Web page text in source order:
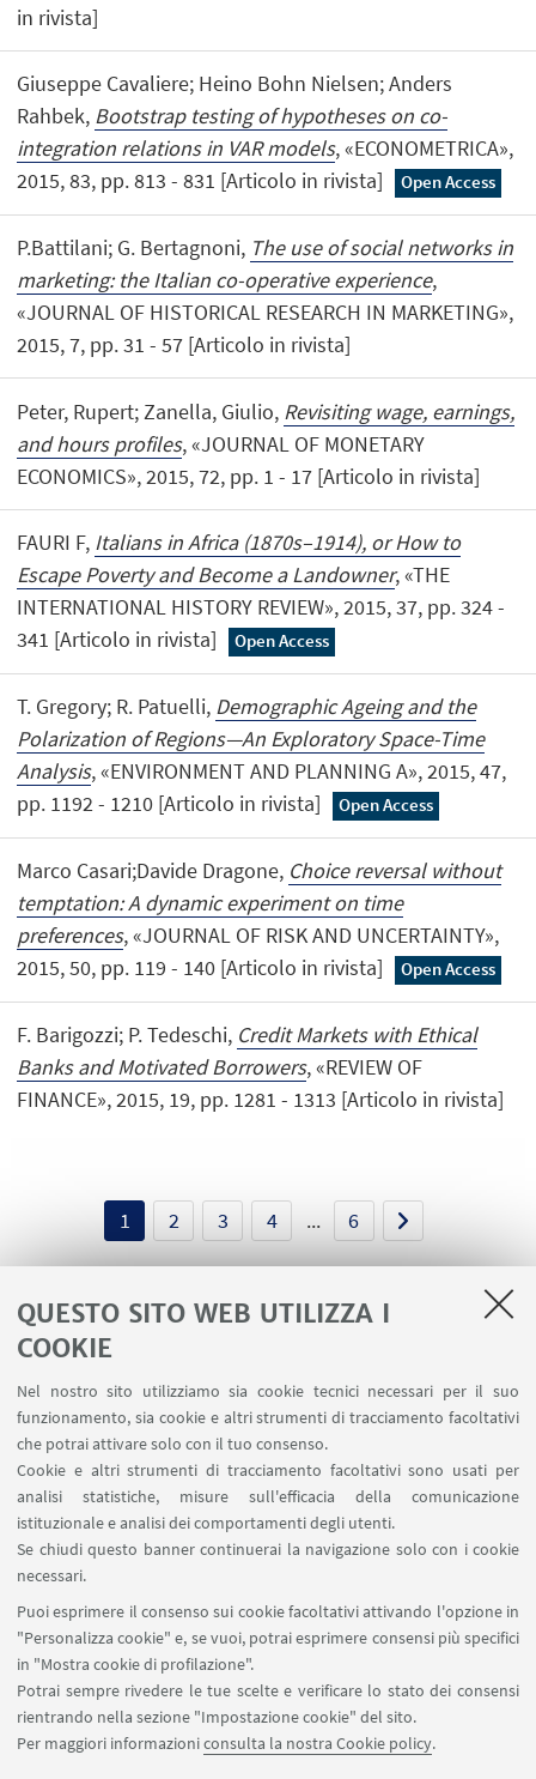
QUESTO SITO WEB UTILIZZA I
COOKIE
Nel nostro sito utilizziamo sia cookie tecnici necessari per il suo
funzionamento, sia cookie e altri strumenti di tracciamento facoltativi
che potrai attivare solo con il tuo consenso.
Cookie e altri strumenti di tracciamento facoltativi sono usati per
analisi statistiche, misure sull'efficacia della comunicazione
istituzionale e analisi dei comportamenti degli utenti.
Se chiudi questo banner continuerai la navigazione solo con i cookie
necessari.
Puoi esprimere il consenso sui cookie facoltativi attivando l'opzione in
"Personalizza cookie" e, se vuoi, potrai esprimere consensi più specifici
in "Mostra cookie di profilazione".
Potrai sempre rivedere le tue scelte e verificare lo stato dei consensi
rientrando nella sezione "Impostazione cookie" del sito.
Per maggiori informazioniconsulta la nostra Cookie policy.
in rivista]
Giuseppe Cavaliere; Heino Bohn Nielsen; Anders
Rahbek, Bootstrap testing of hypotheses on co-
integration relations in VAR models, «ECONOMETRICA»,
2015, 83, pp. 813 - 831 [Articolo in rivista]
Open Access
P.Battilani; G. Bertagnoni, The use of social networks in
marketing: the Italian co-operative experience,
«JOURNAL OF HISTORICAL RESEARCH IN MARKETING»,
2015, 7, pp. 31 - 57 [Articolo in rivista]
Peter, Rupert; Zanella, Giulio, Revisiting wage, earnings,
and hours profiles, «JOURNAL OF MONETARY
ECONOMICS», 2015, 72, pp. 1 - 17 [Articolo in rivista]
FAURI F, Italians in Africa (1870s–1914), or How to
Escape Poverty and Become a Landowner, «THE
INTERNATIONAL HISTORY REVIEW», 2015, 37, pp. 324 -
341 [Articolo in rivista]
Open Access
T. Gregory; R. Patuelli, Demographic Ageing and the
Polarization of Regions—An Exploratory Space-Time
Analysis, «ENVIRONMENT AND PLANNING A», 2015, 47,
pp. 1192 - 1210 [Articolo in rivista]
Open Access
Marco Casari;Davide Dragone, Choice reversal without
temptation: A dynamic experiment on time
preferences, «JOURNAL OF RISK AND UNCERTAINTY»,
2015, 50, pp. 119 - 140 [Articolo in rivista]
Open Access
F. Barigozzi; P. Tedeschi, Credit Markets with Ethical
Banks and Motivated Borrowers, «REVIEW OF
FINANCE», 2015, 19, pp. 1281 - 1313 [Articolo in rivista]
1 2 3 4 ... 6
Contatti
Area riservata
SEGUI IL DIPARTIMENTO SU:
SEGUI UNIBO SU:
APP: